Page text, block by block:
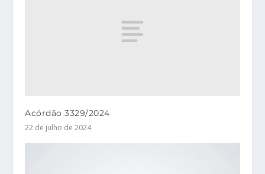
Acórdão 3329/2024
22 de julho de 2024